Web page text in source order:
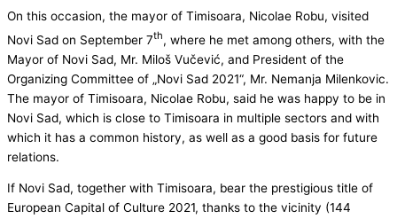
On this occasion, the mayor of Timisoara, Nicolae Robu, visited
Novi Sad on September 7th, where he met among others, with the
Mayor of Novi Sad, Mr. Miloš Vučević, and President of the
Organizing Committee of „Novi Sad 2021“, Mr. Nemanja Milenkovic.
The mayor of Timisoara, Nicolae Robu, said he was happy to be in
Novi Sad, which is close to Timisoara in multiple sectors and with
which it has a common history, as well as a good basis for future
relations.
If Novi Sad, together with Timisoara, bear the prestigious title of
European Capital of Culture 2021, thanks to the vicinity (144